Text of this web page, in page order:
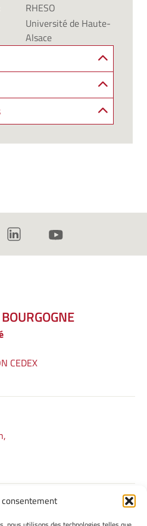
consentement
RHESO
Université de Haute-
Alsace
CEDEX
LÉGALES